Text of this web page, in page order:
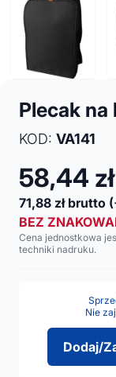
Plecak na
KOD: VA141
58,44
71,88 zł brutto
BEZ
Cena jednostkowa
techniki nadruku.
Nie
Dodaj/